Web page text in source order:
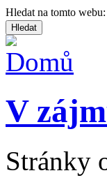
Hledat na tomto webu:
V
Stránky